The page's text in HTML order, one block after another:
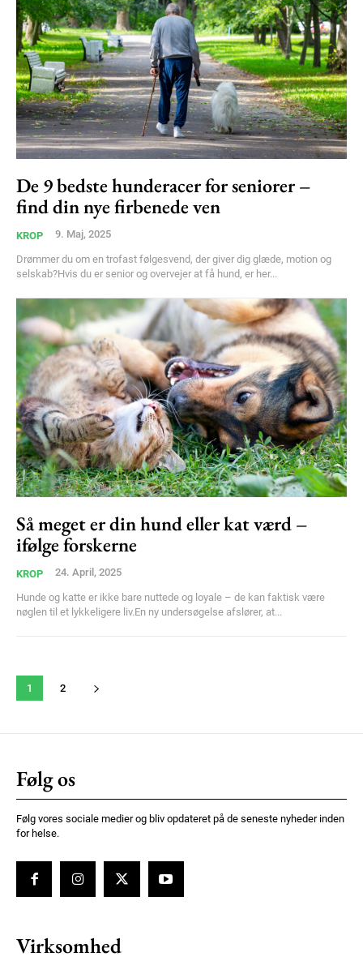
Praesent euismod ac
Ut mollis pellentesque tortor
Nullam eu erat condimentum
Donec quis est ac felis
Orci varius natoque dolor
YEARLY PRICING MONTHLY PRICING
De 9 bedste hunderacer for seniorer –
find din nye firbenede ven
KROP 9. Maj, 2025
Drømmer du om en trofast følgesvend, der giver dig glæde, motion og
selskab?Hvis du er senior og overvejer at få hund, er her...
Så meget er din hund eller kat værd –
ifølge forskerne
KROP 24. April, 2025
Hunde og katte er ikke bare nuttede og loyale – de kan faktisk være
nøglen til et lykkeligere liv.En ny undersøgelse afslører, at...
1 2
Følg os
Følg vores sociale medier og bliv opdateret på de seneste nyheder inden
for helse.
Virksomhed